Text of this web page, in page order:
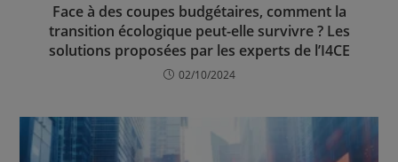
Face à des coupes budgétaires, comment la
transition écologique peut-elle survivre ? Les
solutions proposées par les experts de l’I4CE
02/10/2024